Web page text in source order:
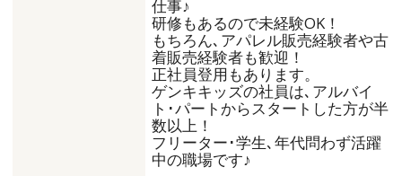
仕事♪
研修もあるので未経験OK！
もちろん､アパレル販売経験者や古
着販売経験者も歓迎！
正社員登用もあります。
ゲンキキッズの社員は､アルバイ
ト･パートからスタートした方が半
数以上！
フリーター･学生､年代問わず活躍
中の職場です♪